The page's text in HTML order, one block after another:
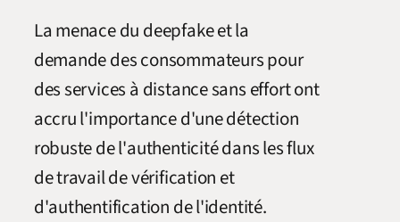
La menace du deepfake et la
demande des consommateurs pour
des services à distance sans effort ont
accru l'importance d'une détection
robuste de l'authenticité dans les flux
de travail de vérification et
d'authentification de l'identité.